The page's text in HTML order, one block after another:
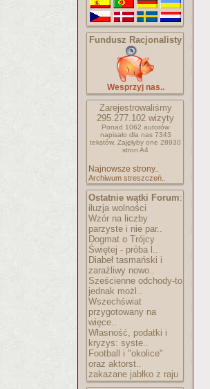
Fundusz Racjonalisty
Wesprzyj nas..
Zarejestrowaliśmy
295.277.102 wizyty
Ponad 1062 autorów
napisało dla nas 7343
tekstów. Zajęłyby one 28930
stron A4
Najnowsze strony..
Archiwum streszczeń..
Ostatnie wątki Forum:
iluzja wolności
Wzór na liczby
parzyste i nie par..
Dogmat o Trójcy
Świętej - próba l..
Diabeł tasmański i
zaraźliwy nowo..
Sześcienne odchody-to
jednak możl..
Wszechświat
przygotowany na
więce..
Własność, podatki i
kryzys: syste..
Football i "okolice"
oraz aktorst..
zakazane jabłko z raju